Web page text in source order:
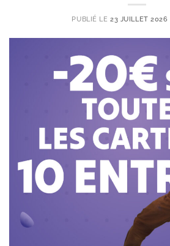
PUBLIÉ LE23 JUILLET 2026